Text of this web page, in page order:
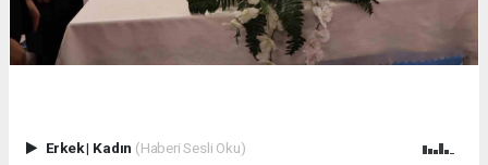
Erkek| Kadın (Haberi Sesli Oku)